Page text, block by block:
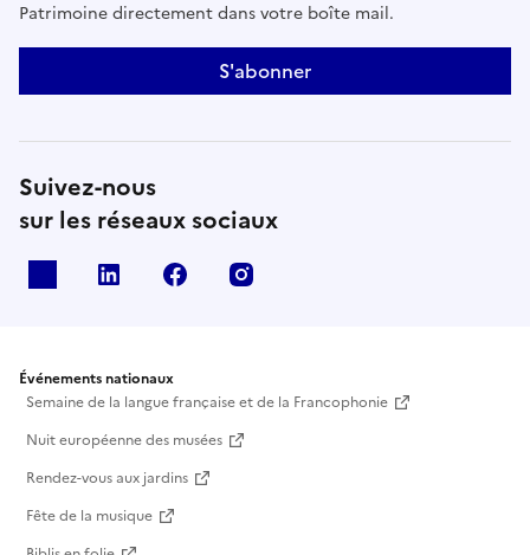
Patrimoine directement dans votre boîte mail.
S'abonner
Suivez-nous
sur les réseaux sociaux
Linkedin Facebook
Événements nationaux
Semaine de la langue française et de la Francophonie
Nuit européenne des musées
Rendez-vous aux jardins
Fête de la musique